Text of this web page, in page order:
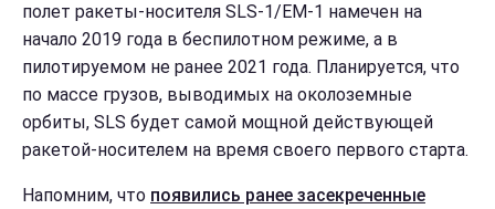
полет ракеты-носителя SLS-1/EM-1 намечен на
начало 2019 года в беспилотном режиме, а в
пилотируемом не ранее 2021 года. Планируется, что
по массе грузов, выводимых на околоземные
орбиты, SLS будет самой мощной действующей
ракетой-носителем на время своего первого старта.
Напомним, что появились ранее засекреченные